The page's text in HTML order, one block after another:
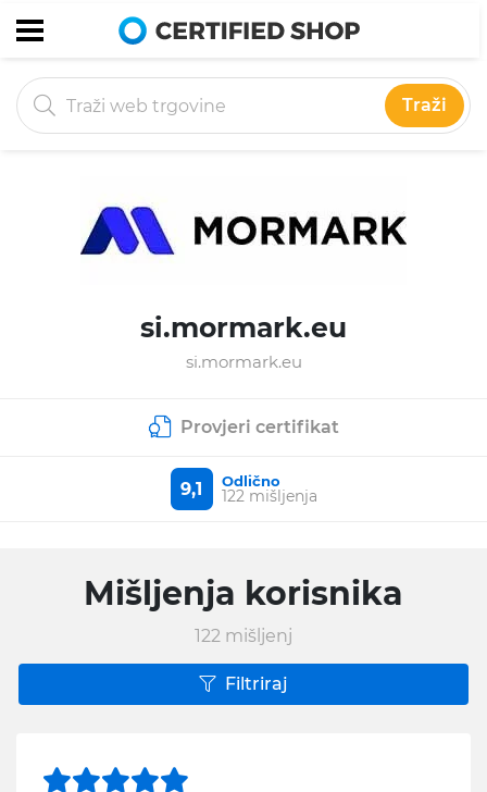
Traži
si.mormark.eu
si.mormark.eu
Provjeri certifikat
9,1 Odlično
122 mišljenja
Mišljenja korisnika
122 mišljenj
Filtriraj